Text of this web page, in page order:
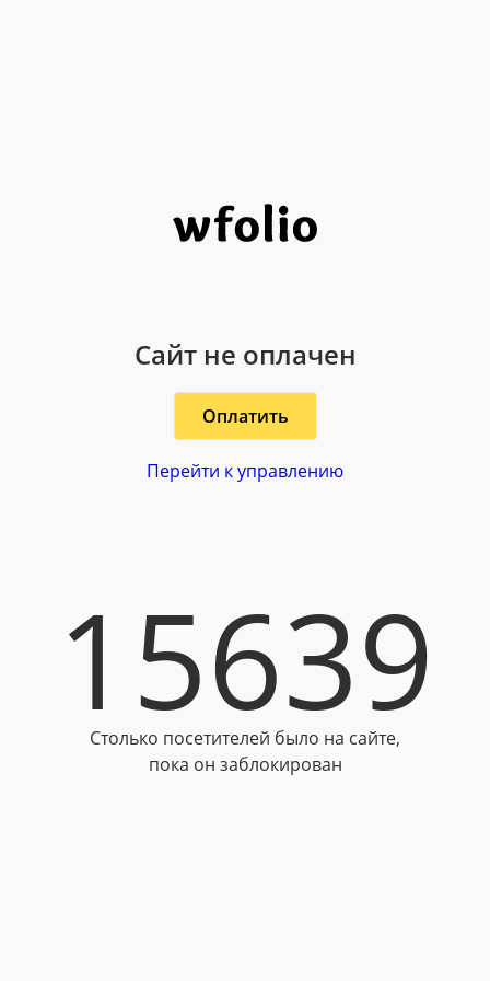
Сайт не оплачен
Оплатить
Перейти к управлению
15639
Столько посетителей было на сайте,
пока он заблокирован